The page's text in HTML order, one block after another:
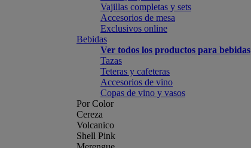
Vajillas completas y sets
Accesorios de mesa
Exclusivos online
Bebidas
Ver todos los productos para bebidas
Tazas
Teteras y cafeteras
Accesorios de vino
Copas de vino y vasos
Por Color
Cereza
Volcanico
Shell Pink